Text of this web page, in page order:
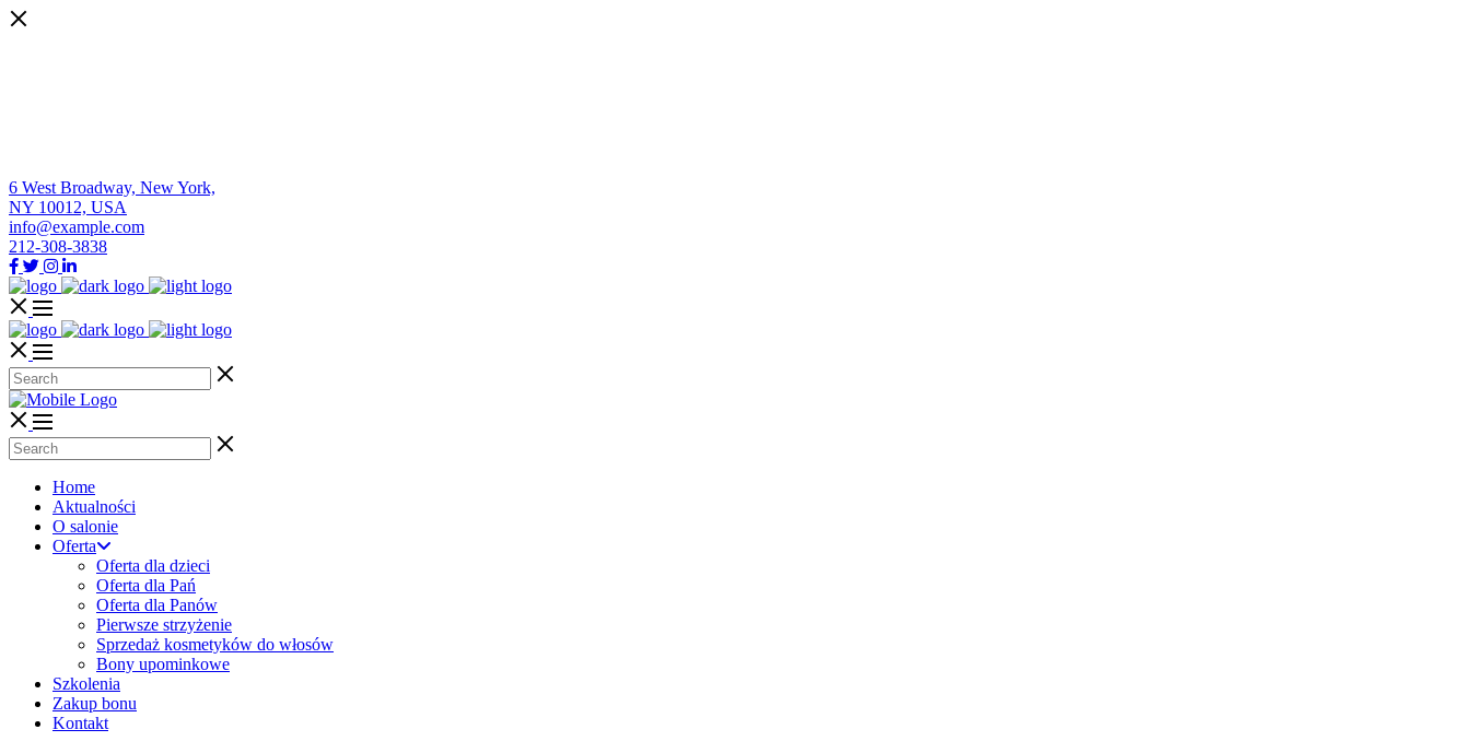
6 West Broadway, New York,
NY 10012, USA
info@example.com
212-308-3838
Home
Aktualności
O salonie
Oferta
Oferta dla dzieci
Oferta dla Pań
Oferta dla Panów
Pierwsze strzyżenie
Sprzedaż kosmetyków do włosów
Bony upominkowe
Szkolenia
Zakup bonu
Kontakt